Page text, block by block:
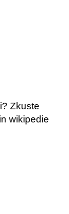
Zkuste
wikipedie